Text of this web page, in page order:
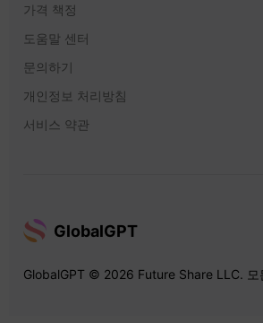
가격 책정
도움말 센터
문의하기
개인정보 처리방침
서비스 약관
GlobalGPT
GlobalGPT © 2026 Future Share LLC. 모